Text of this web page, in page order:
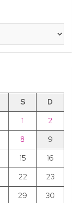
S
D
1
2
8
9
15
16
22
23
29 30